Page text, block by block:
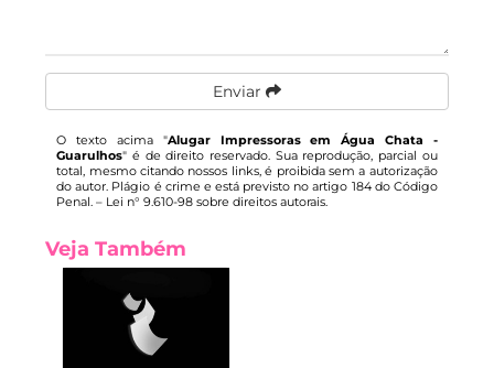
Enviar
O texto acima "Alugar Impressoras em Água Chata -
Guarulhos" é de direito reservado. Sua reprodução, parcial ou
total, mesmo citando nossos links, é proibida sem a autorização
do autor. Plágio é crime e está previsto no artigo 184 do Código
Penal. – Lei n° 9.610-98 sobre direitos autorais.
Veja Também